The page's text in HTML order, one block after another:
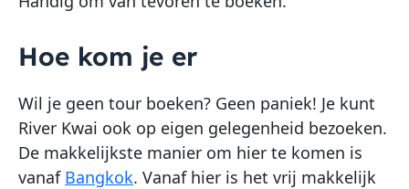
Hoe kom je er
Wil je geen tour boeken? Geen paniek! Je kunt
River Kwai ook op eigen gelegenheid bezoeken.
De makkelijkste manier om hier te komen is
vanaf Bangkok. Vanaf hier is het vrij makkelijk